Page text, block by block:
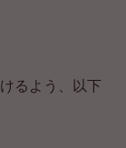
るよう、以下